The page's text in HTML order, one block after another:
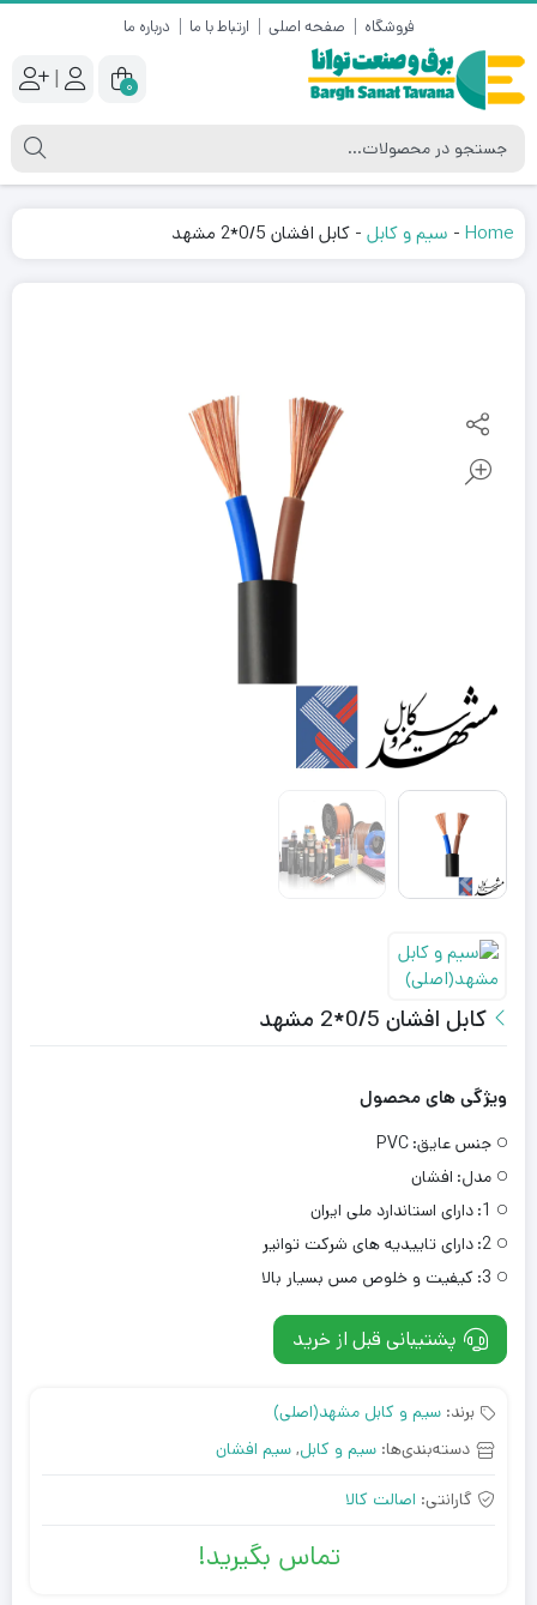
فروشگاه صفحه اصلی ارتباط با ما درباره ما
0
|
Home
- سیم و کابل - کابل افشان 0/5*2 مشهد
کابل افشان 0/5*2 مشهد
ویژگی های محصول
جنس عایق: PVC
مدل: افشان
1: دارای استاندارد ملی ایران
2: دارای تاییدیه های شرکت توانیر
3: کیفیت و خلوص مس بسیار بالا
پشتیبانی قبل از خرید
برند: سیم و کابل مشهد(اصلی)
دسته‌بندی‌ها: سیم و کابل, سیم افشان
گارانتی: اصالت کالا
تماس بگیرید!